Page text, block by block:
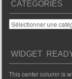
CATÉGORIES
Catégories
WIDGET
This center column is